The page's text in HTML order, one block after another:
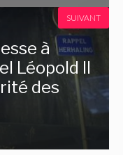
à
Léopold II
des
SUIVANT